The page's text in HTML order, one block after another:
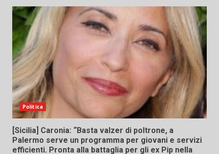
Politica
[Sicilia] Caronia: “Basta valzer di poltrone, a
Palermo serve un programma per giovani e servizi
efficienti. Pronta alla battaglia per gli ex Pip nella